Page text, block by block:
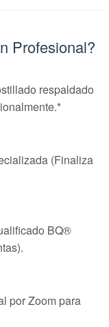
Profesional?
respaldado
(Finaliza
BQ®
por Zoom para